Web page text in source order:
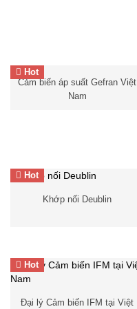
Hot
Cảm biến áp suất
Cảm biến Gefran
Cảm biến áp suất Gefran Việt
Nam
Hot
Khớp nối
xoay Deublin
Khớp nối Deublin
Hot
Đại lý Cảm biến IFM tại Việt